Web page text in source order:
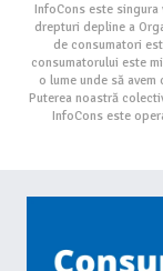
InfoCons este singura
drepturi depline a
de consumatori
consumatorului este
o lume unde să
Puterea noastră
InfoCons este